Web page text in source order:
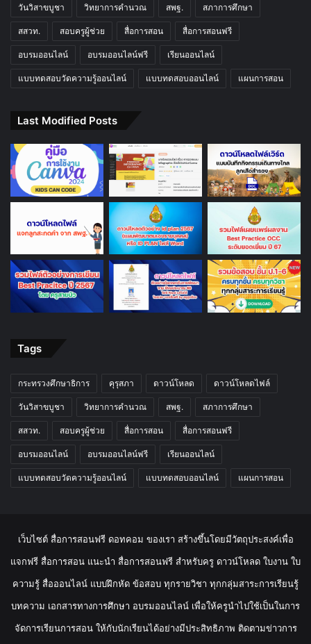
วันวิสาขบูชา วิทยาการคำนวณ สพฐ. สภาการศึกษา
สสวท. สอบครูผู้ช่วย สื่อการสอน สื่อการสอนฟรี
อบรมออนไลน์ อบรมออนไลน์ฟรี เรียนออนไลน์
แบบทดสอบวัดความรู้ออนไลน์ แบบทดสอบออนไลน์ แผนการสอน
Last Modified Posts
Tags
กระทรวงศึกษาธิการ คุรุสภา ดาวน์โหลด ดาวน์โหลดไฟล์
วันวิสาขบูชา วิทยาการคำนวณ สพฐ. สภาการศึกษา
สสวท. สอบครูผู้ช่วย สื่อการสอน สื่อการสอนฟรี
อบรมออนไลน์ อบรมออนไลน์ฟรี เรียนออนไลน์
แบบทดสอบวัดความรู้ออนไลน์ แบบทดสอบออนไลน์ แผนการสอน
เว็บไซต์ สื่อการสอนฟรี ดอทคอม ของเรา สร้างขึ้นโดยมีวัตถุประสงค์เพื่อ
แจกฟรี สื่อการสอน แนะนำ สื่อการสอนฟรี สำหรับครู ดาวน์โหลด ใบงาน ใบ
ความรู้ สื่อออนไลน์ แบบฝึกหัด ข้อสอบ ทุกรายวิชา ทุกกลุ่มสาระการเรียนรู้
บทความ เอกสารทางการศึกษา อบรมออนไลน์ เพื่อให้ครูนำไปใช้เป็นในการ
จัดการเรียนการสอน ให้กับนักเรียนได้อย่างมีประสิทธิภาพ ติดตามข่าวการ